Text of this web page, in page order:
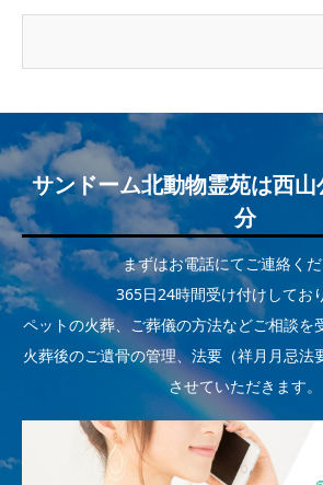
サンドーム北動物霊苑は西
分
まずはお電話にてご連絡くだ
365日24時間受け付けしてお
ペットの火葬、ご葬儀の方法などご相談を
火葬後のご遺骨の管理、法要（祥月月忌法
させていただきます。